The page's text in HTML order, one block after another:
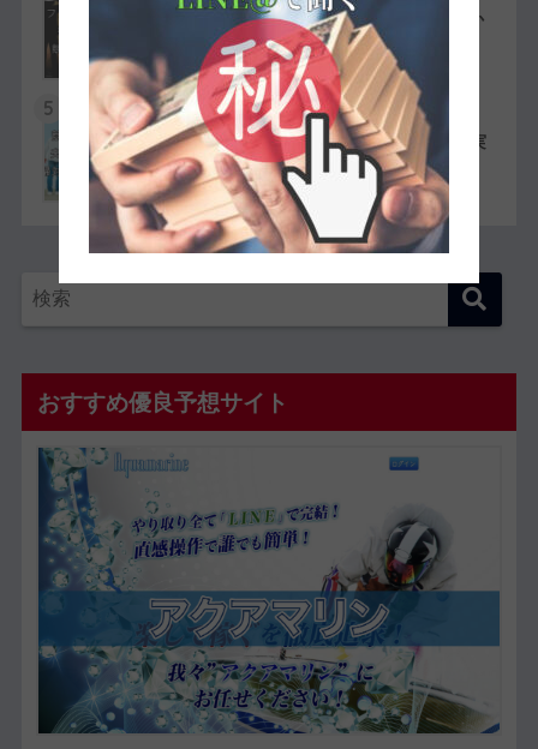
競艇選手の嫌われ者まとめ！ファン・選手か
ら嫌われている人物を紹介
5
競艇選手同士の夫婦11組一覧【夫婦対決が実
現したレースも紹介】
おすすめ優良予想サイト